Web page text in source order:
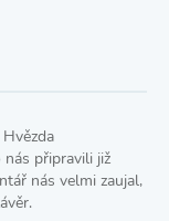
připravili již
nás velmi zaujal,